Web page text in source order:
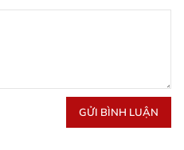
GỬI BÌNH LUẬN